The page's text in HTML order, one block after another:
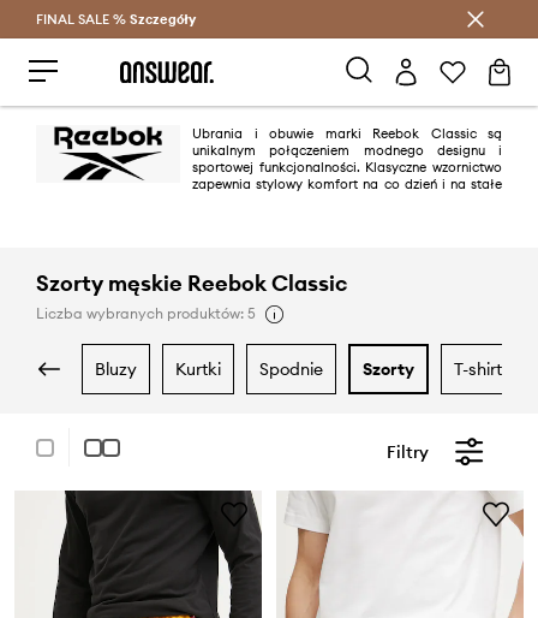
Oszczędzaj z Answear Club >
FINAL SALE % Szczegóły
Ubrania i obuwie marki Reebok Classic są
unikalnym połączeniem modnego designu i
sportowej funkcjonalności. Klasyczne wzornictwo
zapewnia stylowy komfort na co dzień i na stałe
Szorty męskie Reebok Classic
Liczba wybranych produktów: 5
bluzy kurtki spodnie szorty t-shirty i
Filtry